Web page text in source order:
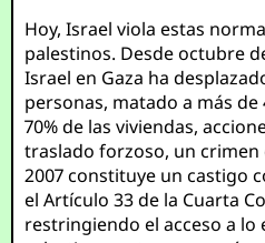
Hoy, Israel viola estas
palestinos. Desde octubre
Israel en Gaza ha
personas, matado a más
70% de las viviendas,
traslado forzoso, un
2007 constituye un castigo
el Artículo 33 de la Cuarta
restringiendo el acceso a lo